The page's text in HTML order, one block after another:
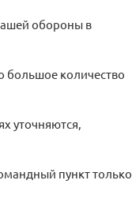
обороны в
большое количество
уточняются,
пункт только